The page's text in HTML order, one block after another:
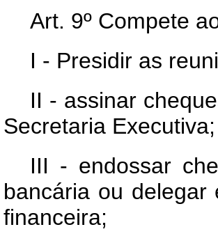
Art. 9º Compete
I - Presidir as
II - assinar
Secretaria Executiva;
III - endossar
bancária ou delegar
financeira;